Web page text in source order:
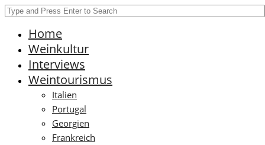
Home
Weinkultur
Interviews
Weintourismus
Italien
Portugal
Georgien
Frankreich